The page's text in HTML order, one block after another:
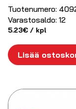
Tuotenumero:
Varastosaldo: 12
5.23€ / kpl
Lisää